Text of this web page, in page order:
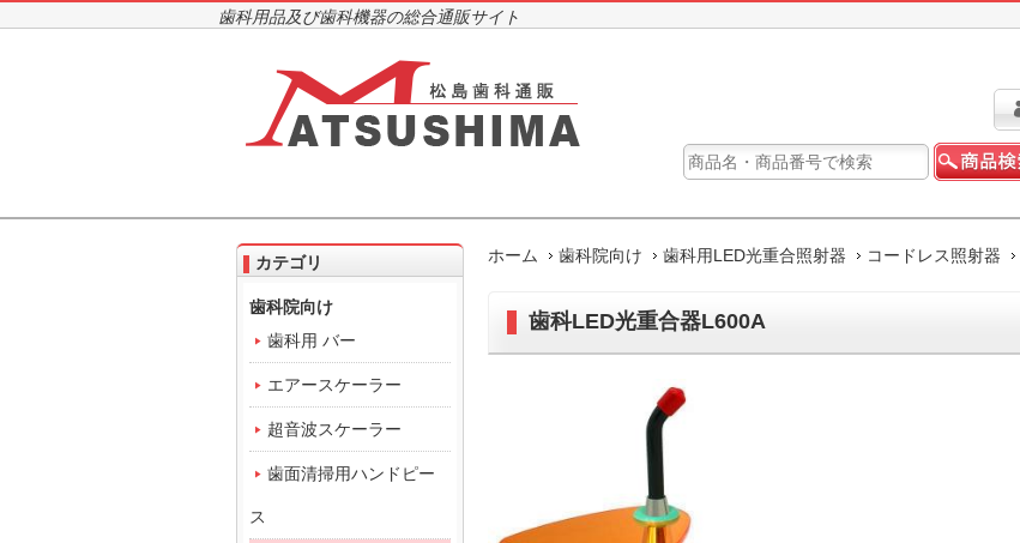
歯科用品及び歯科機器の総合通販サイト
ホーム 歯科院向け 歯科用LED光重合照射器 コードレス照射器
歯科LED光重合器L600A
カテゴリ
歯科院向け
歯科用 バー
エアースケーラー
超音波スケーラー
歯面清掃用ハンドピー
ス